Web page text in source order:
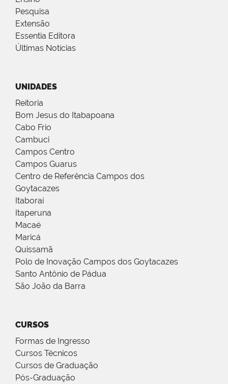
Pesquisa
Extensão
Essentia Editora
Últimas Notícias
UNIDADES
Reitoria
Bom Jesus do Itabapoana
Cabo Frio
Cambuci
Campos Centro
Campos Guarus
Centro de Referência Campos dos
Goytacazes
Itaboraí
Itaperuna
Macaé
Maricá
Quissamã
Polo de Inovação Campos dos Goytacazes
Santo Antônio de Pádua
São João da Barra
CURSOS
Formas de Ingresso
Cursos Técnicos
Cursos de Graduação
Pós-Graduação